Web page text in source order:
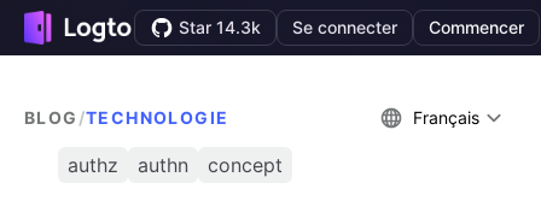
Star 14.3k Se connecter Commencer
BLOG /TECHNOLOGIE Français
authz authn concept